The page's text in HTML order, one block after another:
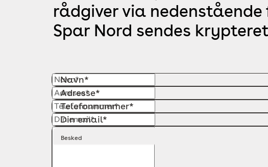
rådgiver via
Spar Nord sendes
Navn*
Adresse*
Telefonnummer*
Din email*
Besked